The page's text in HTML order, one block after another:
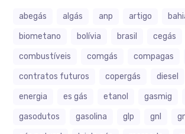
abegás algás anp artigo
biometano
bolívia brasil cegás
combustíveis
comgás compagas
contratos futuros
copergás diesel
energia
es gás etanol gasmig
gasodutos
gasolina glp gnl